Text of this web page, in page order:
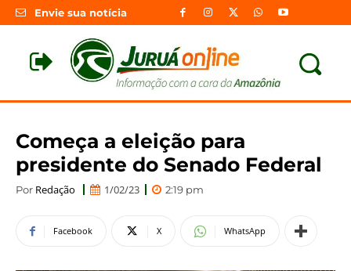
Envie sua notícia
Começa a eleição para
presidente do Senado Federal
Por Redação 1/02/23 2:19 pm
Facebook X WhatsApp